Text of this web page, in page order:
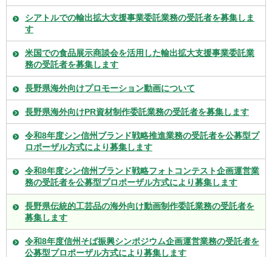
シアトルでの輸出拡大支援事業委託業務の受託者を募集しま
す
米国での食品展示商談会を活用した輸出拡大支援事業委託業
務の受託者を募集します
長野県海外向けプロモーション動画について
長野県海外向けPR資材制作委託業務の受託者を募集します
令和8年度シン信州ブランド戦略推進業務の受託者を公募型プ
ロポーザル方式により募集します
令和8年度シン信州ブランド戦略フォトコンテスト企画運営業
務の受託者を公募型プロポーザル方式により募集します
長野県伝統的工芸品の海外向け動画制作委託業務の受託者を
募集します
令和8年度信州そば振興シンポジウム企画運営業務の受託者を
公募型プロポーザル方式により募集します